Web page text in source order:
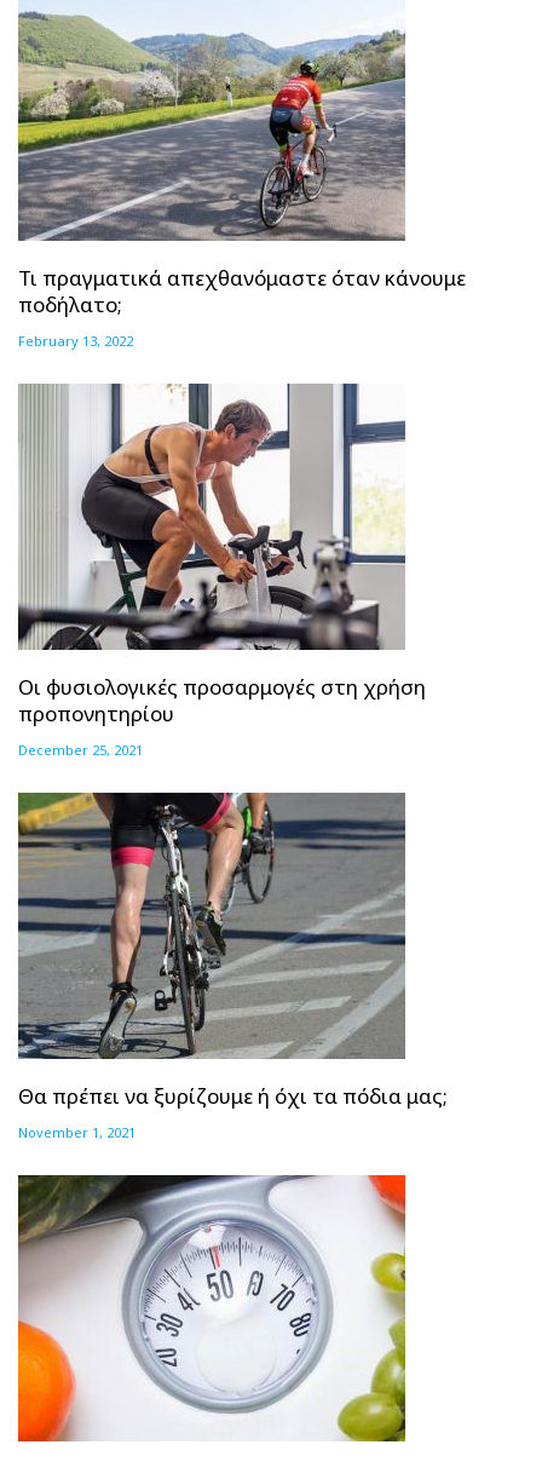
Τι πραγματικά απεχθανόμαστε όταν κάνουμε
ποδήλατο;
February 13, 2022
Οι φυσιολογικές προσαρμογές στη χρήση
προπονητηρίου
December 25, 2021
Θα πρέπει να ξυρίζουμε ή όχι τα πόδια μας;
November 1, 2021